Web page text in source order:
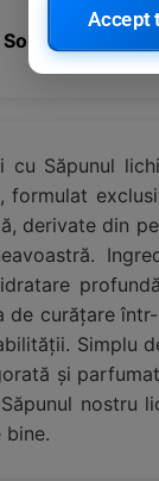
Association
Săpunul
formulat
derivate din
curățare
Simplu
și
nostru
bine.
Accept